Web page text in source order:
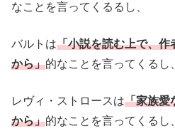
なことを言ってくるるし、
バルトは「小説を読む上で、作
から」的なことを言ってくるし、
レヴィ・ストロースは「家族愛
から」的なことを言ってくるし、